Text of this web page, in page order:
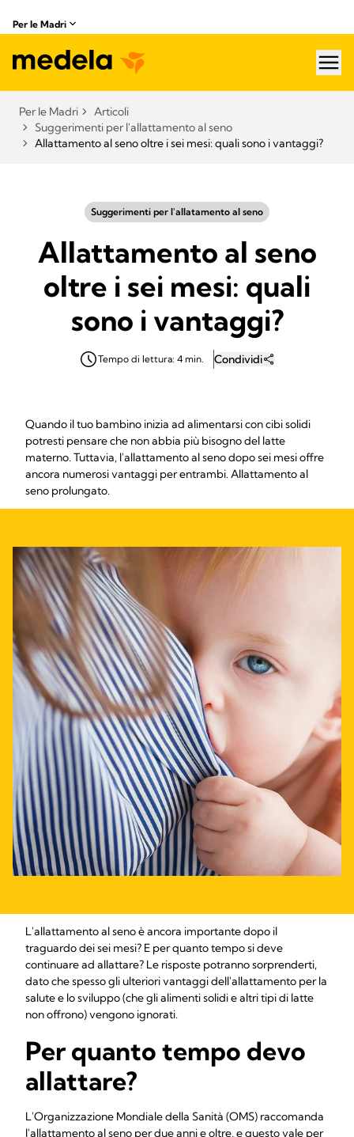
Per le Madri
Per le Madri
Articoli
Suggerimenti per l'allattamento al seno
Allattamento al seno oltre i sei mesi: quali sono i vantaggi?
Suggerimenti per l'allatamento al seno
Allattamento al seno
oltre i sei mesi: quali
sono i vantaggi?
Tempo di lettura: 4 min. Condividi
Quando il tuo bambino inizia ad alimentarsi con cibi solidi
potresti pensare che non abbia più bisogno del latte
materno. Tuttavia, l'allattamento al seno dopo sei mesi offre
ancora numerosi vantaggi per entrambi. Allattamento al
seno prolungato.
L'allattamento al seno è ancora importante dopo il
traguardo dei sei mesi? E per quanto tempo si deve
continuare ad allattare? Le risposte potranno sorprenderti,
dato che spesso gli ulteriori vantaggi dell'allattamento per la
salute e lo sviluppo (che gli alimenti solidi e altri tipi di latte
non offrono) vengono ignorati.
Per quanto tempo devo
allattare?
L'Organizzazione Mondiale della Sanità (OMS) raccomanda
l'allattamento al seno per due anni e oltre, e questo vale per